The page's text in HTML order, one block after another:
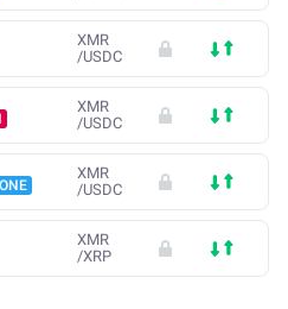
XMR
/USDC
XMR
/USDC
XMR
/USDC
XMR
/XRP